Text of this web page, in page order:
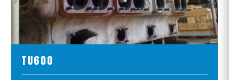
TU600
ПРОСМОТР ПРОДУКТОВ